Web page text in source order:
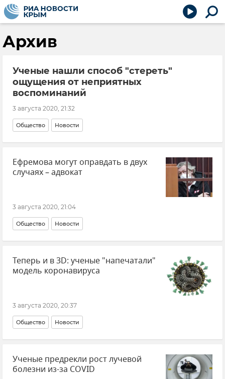
Архив
Ученые нашли способ "стереть"
ощущения от неприятных
воспоминаний
3 августа 2020, 21:32
Общество Новости
Ефремова могут оправдать в двух
случаях – адвокат
3 августа 2020, 21:04
Общество Новости
Теперь и в 3D: ученые "напечатали"
модель коронавируса
3 августа 2020, 20:37
Общество Новости
Ученые предрекли рост лучевой
болезни из-за COVID